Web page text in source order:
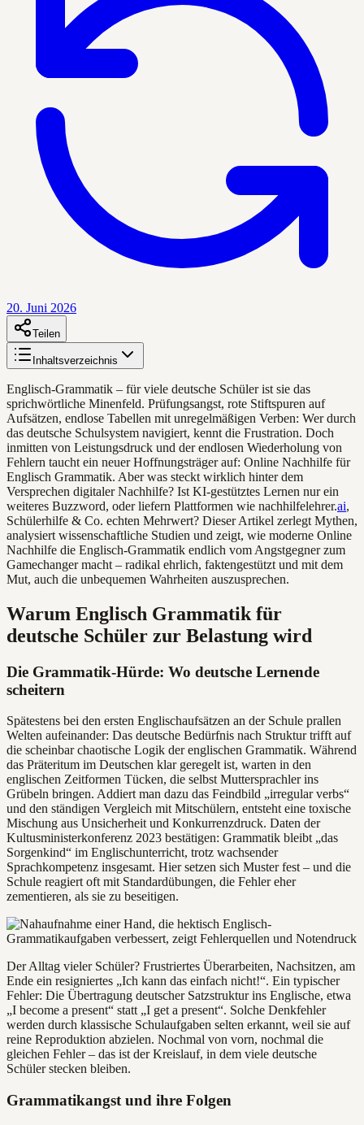
20. Juni 2026
Teilen
Inhaltsverzeichnis
Englisch-Grammatik – für viele deutsche Schüler ist sie das
sprichwörtliche Minenfeld. Prüfungsangst, rote Stiftspuren auf
Aufsätzen, endlose Tabellen mit unregelmäßigen Verben: Wer durch
das deutsche Schulsystem navigiert, kennt die Frustration. Doch
inmitten von Leistungsdruck und der endlosen Wiederholung von
Fehlern taucht ein neuer Hoffnungsträger auf: Online Nachhilfe für
Englisch Grammatik. Aber was steckt wirklich hinter dem
Versprechen digitaler Nachhilfe? Ist KI-gestütztes Lernen nur ein
weiteres Buzzword, oder liefern Plattformen wie nachhilfelehrer.ai,
Schülerhilfe & Co. echten Mehrwert? Dieser Artikel zerlegt Mythen,
analysiert wissenschaftliche Studien und zeigt, wie moderne Online
Nachhilfe die Englisch-Grammatik endlich vom Angstgegner zum
Gamechanger macht – radikal ehrlich, faktengestützt und mit dem
Mut, auch die unbequemen Wahrheiten auszusprechen.
Warum Englisch Grammatik für
deutsche Schüler zur Belastung wird
Die Grammatik-Hürde: Wo deutsche Lernende
scheitern
Spätestens bei den ersten Englischaufsätzen an der Schule prallen
Welten aufeinander: Das deutsche Bedürfnis nach Struktur trifft auf
die scheinbar chaotische Logik der englischen Grammatik. Während
das Präteritum im Deutschen klar geregelt ist, warten in den
englischen Zeitformen Tücken, die selbst Muttersprachler ins
Grübeln bringen. Addiert man dazu das Feindbild „irregular verbs“
und den ständigen Vergleich mit Mitschülern, entsteht eine toxische
Mischung aus Unsicherheit und Konkurrenzdruck. Daten der
Kultusministerkonferenz 2023 bestätigen: Grammatik bleibt „das
Sorgenkind“ im Englischunterricht, trotz wachsender
Sprachkompetenz insgesamt. Hier setzen sich Muster fest – und die
Schule reagiert oft mit Standardübungen, die Fehler eher
zementieren, als sie zu beseitigen.
Der Alltag vieler Schüler? Frustriertes Überarbeiten, Nachsitzen, am
Ende ein resigniertes „Ich kann das einfach nicht!“. Ein typischer
Fehler: Die Übertragung deutscher Satzstruktur ins Englische, etwa
„I become a present“ statt „I get a present“. Solche Denkfehler
werden durch klassische Schulaufgaben selten erkannt, weil sie auf
reine Reproduktion abzielen. Nochmal von vorn, nochmal die
gleichen Fehler – das ist der Kreislauf, in dem viele deutsche
Schüler stecken bleiben.
Grammatikangst und ihre Folgen